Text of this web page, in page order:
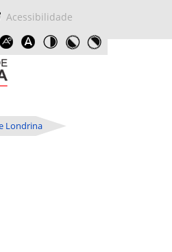
Acessibilidade
Londrina